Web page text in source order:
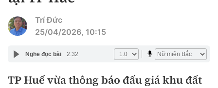
Quy hoạch hạ tầng
Nhà đầu tư
Trí Đức
25/04/2026, 10:15
Nghe đọc bài 2:32
TP Huế vừa thông báo đấu giá khu đất